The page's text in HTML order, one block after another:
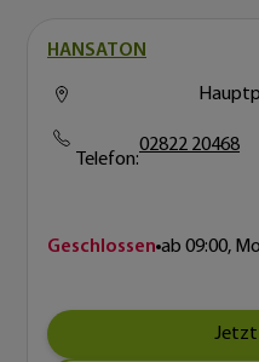
HANSATON
Telefon:
02822 20468
Geschlossen ab 09:00,
Jetzt